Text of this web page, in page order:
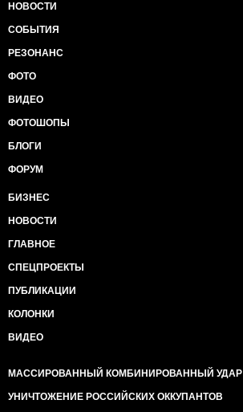
НОВОСТИ
СОБЫТИЯ
РЕЗОНАНС
ФОТО
ВИДЕО
ФОТОШОПЫ
БЛОГИ
ФОРУМ
БИЗНЕС
НОВОСТИ
ГЛАВНОЕ
СПЕЦПРОЕКТЫ
ПУБЛИКАЦИИ
КОЛОНКИ
ВИДЕО
МАССИРОВАННЫЙ КОМБИНИРОВАННЫЙ УДАР
УНИЧТОЖЕНИЕ РОССИЙСКИХ ОККУПАНТОВ